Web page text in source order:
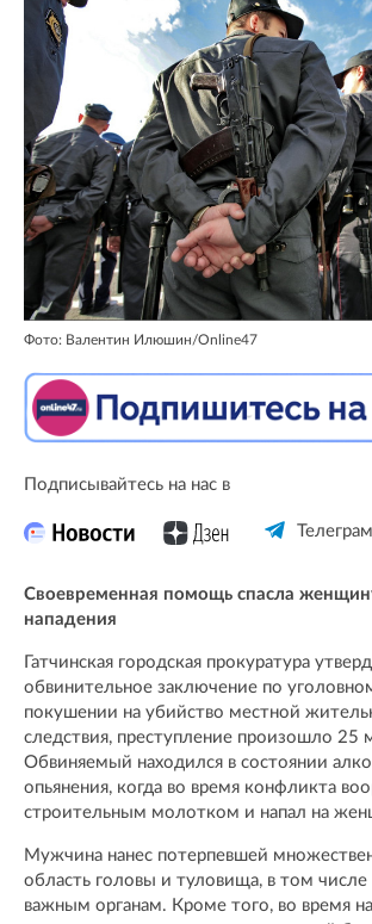
Фото: Валентин Илюшин/Online47
Подписывайтесь на нас в
Телеграм
Своевременная помощь спасла
нападения
Гатчинская городская прокуратура
обвинительное заключение по
покушении на убийство местной
следствия, преступление произошло 25
Обвиняемый находился в состоянии
опьянения, когда во время конфликта
строительным молотком и напал на
Мужчина нанес потерпевшей
область головы и туловища, в том
важным органам. Кроме того, во время